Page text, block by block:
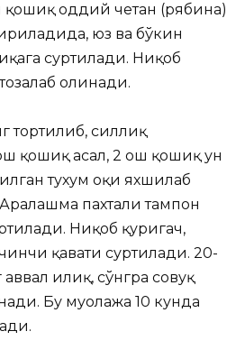
қошиқ оддий четан (рябина)
юз ва бўкин
суртилади. Ниқоб
олинади.
тортилиб, силлиқ
қошиқ асал, 2 ош қошиқ ун
тухум оқи яхшилаб
пахтали тампон
Ниқоб қуригач,
қавати суртилади. 20-
илиқ, сўнгра совуқ
Бу муолажа 10 кунда